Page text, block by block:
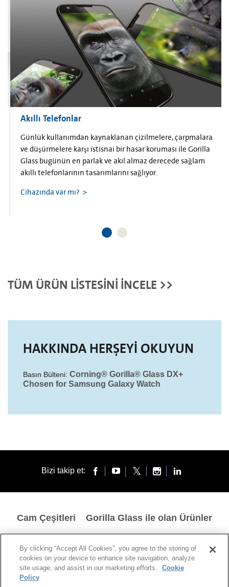
Akıllı Telefonlar
Günlük kullanımdan kaynaklanan çizilmelere, çarpmalara
ve düşürmelere karşı istisnai bir hasar koruması ile Gorilla
Glass bugünün en parlak ve akıl almaz derecede sağlam
akıllı telefonlarının tasarımlarını sağlıyor.
Cihazında var mı?
TÜM ÜRÜN LİSTESİNİ İNCELE >>
HAKKINDA HERŞEYİ OKUYUN
Basın Bülteni: Corning® Gorilla® Glass DX+
Chosen for Samsung Galaxy Watch
Bizi takip et:
Cam Çeşitleri Gorilla Glass ile olan Ürünler
© 1994-2025 Corning Incorporated All Rights Reserved.
By clicking “Accept All Cookies”, you agree to the storing of
cookies on your device to enhance site navigation, analyze
site usage, and assist in our marketing efforts.
Cookie
Policy